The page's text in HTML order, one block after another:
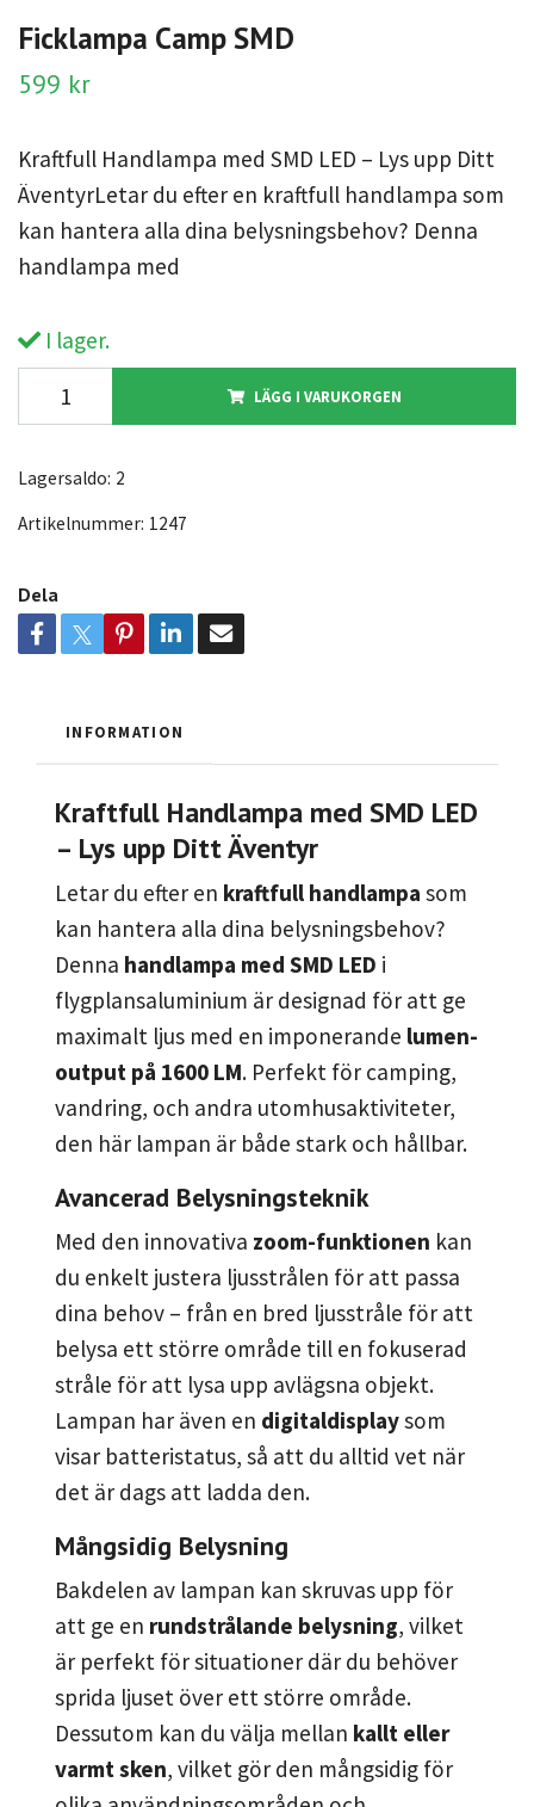
Ficklampa Camp SMD
599 kr
Kraftfull Handlampa med SMD LED – Lys upp Ditt
ÄventyrLetar du efter en kraftfull handlampa som
kan hantera alla dina belysningsbehov? Denna
handlampa med
I lager.
LÄGG I VARUKORGEN
Lagersaldo: 2
Artikelnummer: 1247
Dela
INFORMATION
Kraftfull Handlampa med SMD LED
– Lys upp Ditt Äventyr
Letar du efter en kraftfull handlampa som
kan hantera alla dina belysningsbehov?
Denna handlampa med SMD LED i
flygplansaluminium är designad för att ge
maximalt ljus med en imponerande lumen-
output på 1600 LM. Perfekt för camping,
vandring, och andra utomhusaktiviteter,
den här lampan är både stark och hållbar.
Avancerad Belysningsteknik
Med den innovativa zoom-funktionen kan
du enkelt justera ljusstrålen för att passa
dina behov – från en bred ljusstråle för att
belysa ett större område till en fokuserad
stråle för att lysa upp avlägsna objekt.
Lampan har även en digitaldisplaysom
visar batteristatus, så att du alltid vet när
det är dags att ladda den.
Mångsidig Belysning
Bakdelen av lampan kan skruvas upp för
att ge en rundstrålande belysning, vilket
är perfekt för situationer där du behöver
sprida ljuset över ett större område.
Dessutom kan du välja mellan kallt eller
varmt sken, vilket gör den mångsidig för